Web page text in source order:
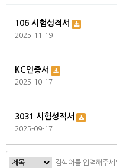
106 시험성적서
2025-11-19
KC인증서
2025-10-17
3031 시험성적서
2025-09-17